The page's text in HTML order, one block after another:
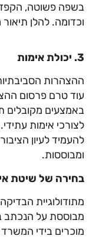
בשפה פשוטה,
וכדומה. להלן
3. יכולת אימות
ההצהרות
עוד טרם פרסום
באמצעים מקובלים
לצורכי אימות
להעמיד לעיון
ומבוססות.
בחירה של שיטת
מתודולוגיית
מבוססת על הנכתב
מוכרים בידי